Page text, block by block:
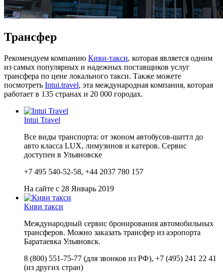
Трансфер
Рекомендуем компанию Киви-такси, которая является одним
из самых популярных и надежных поставщиков услуг
трансфера по цене локального такси. Также можете
посмотреть Intui.travel, эта международная компания, которая
работает в 135 странах и 20 000 городах.
Intui Travel
Все виды транспорта: от эконом автобусов-шаттл до
авто класса LUX, лимузинов и катеров. Сервис
доступен в Ульяновске
+7 495 540-52-58, +44 2037 780 157
На сайте с 28 Январь 2019
Киви такси
Международный сервис бронирования автомобильных
трансферов. Можно заказать трансфер из аэропорта
Баратаевка Ульяновск.
8 (800) 551-75-77 (для звонков из РФ), +7 (495) 241 22 41
(из других стран)